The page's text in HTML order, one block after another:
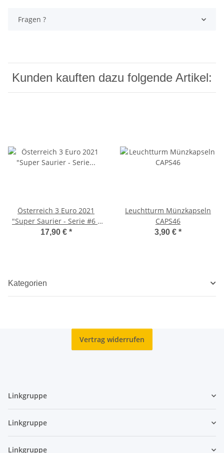
Fragen ?
Kunden kauften dazu folgende Artikel:
Österreich 3 Euro 2021
"Super Saurier - Serie #6 -
Therizinosaurus
17,90 € *
Leuchtturm Münzkapseln
CAPS46
3,90 € *
Kategorien
Vertrag widerrufen
Linkgruppe
Linkgruppe
Linkgruppe